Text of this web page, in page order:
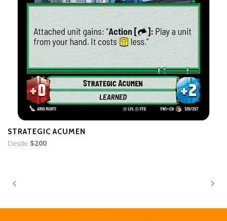
STRATEGIC ACUMEN
Desde $200